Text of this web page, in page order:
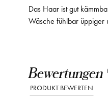
Bewertungen
PRODUKT BEWERTEN
Das Haar ist gut
Wäsche fühlbar üppiger